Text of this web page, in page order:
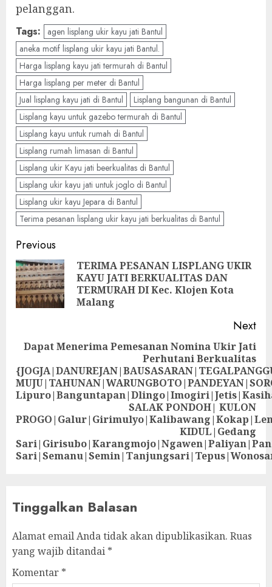
pelanggan.
Tags:
agen lisplang ukir kayu jati Bantul
aneka motif lisplang ukir kayu jati Bantul.
Harga lisplang kayu jati termurah di Bantul
Harga lisplang per meter di Bantul
Jual lisplang kayu jati di Bantul
Lisplang bangunan di Bantul
Lisplang kayu untuk gazebo termurah di Bantul
Lisplang kayu untuk rumah di Bantul
Lisplang rumah limasan di Bantul
Lisplang ukir Kayu jati beerkualitas di Bantul
Lisplang ukir kayu jati untuk joglo di Bantul
Lisplang ukir kayu Jepara di Bantul
Terima pesanan lisplang ukir kayu jati berkualitas di Bantul
Previous
TERIMA PESANAN LISPLANG UKIR
KAYU JATI BERKUALITAS DAN
TERMURAH DI Kec. Klojen Kota
Malang
Next
Dapat Menerima Pemesanan Nomina Ukir Jati
Perhutani Berkualitas
SALAK PONDOH| KULON
KIDUL|Gedang
Tinggalkan Balasan
Alamat email Anda tidak akan dipublikasikan. Ruas
yang wajib ditandai *
Komentar *